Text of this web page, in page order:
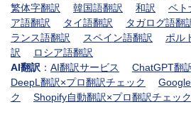
繁体字翻訳
韓国語翻訳 和訳 ベト
ア語翻訳
タイ語翻訳 タガログ語翻
ランス語翻訳
スペイン語翻訳 ポル
訳
ロシア語翻訳
AI翻訳 ： AI翻訳サービス
ChatGPT翻
DeepL翻訳×プロ翻訳チェック
ク
Shopify自動翻訳×プロ翻訳チェック